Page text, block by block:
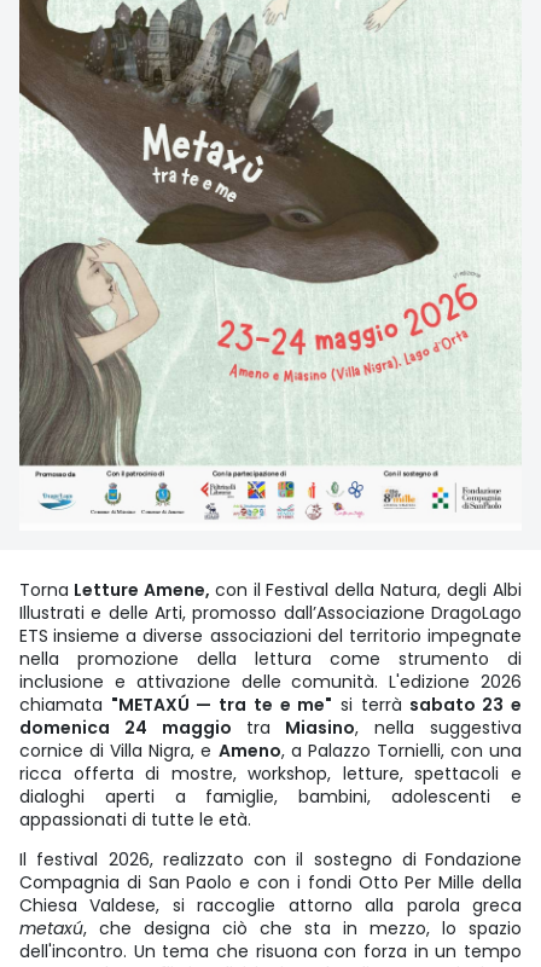
Torna Letture Amene, con il Festival della Natura, degli Albi
Illustrati e delle Arti, promosso dall’Associazione DragoLago
ETS insieme a diverse associazioni del territorio impegnate
nella promozione della lettura come strumento di
inclusione e attivazione delle comunità. L'edizione 2026
chiamata "METAXÚ — tra te e me" si terrà sabato 23 e
domenica 24 maggio tra Miasino, nella suggestiva
cornice di Villa Nigra, e Ameno, a Palazzo Tornielli, con una
ricca offerta di mostre, workshop, letture, spettacoli e
dialoghi aperti a famiglie, bambini, adolescenti e
appassionati di tutte le età.
Il festival 2026, realizzato con il sostegno di Fondazione
Compagnia di San Paolo e con i fondi Otto Per Mille della
Chiesa Valdese, si raccoglie attorno alla parola greca
metaxú, che designa ciò che sta in mezzo, lo spazio
dell'incontro. Un tema che risuona con forza in un tempo